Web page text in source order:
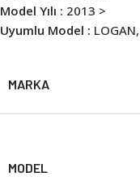
Model Yılı : 2013 >
Uyumlu Model :
MARKA
MODEL